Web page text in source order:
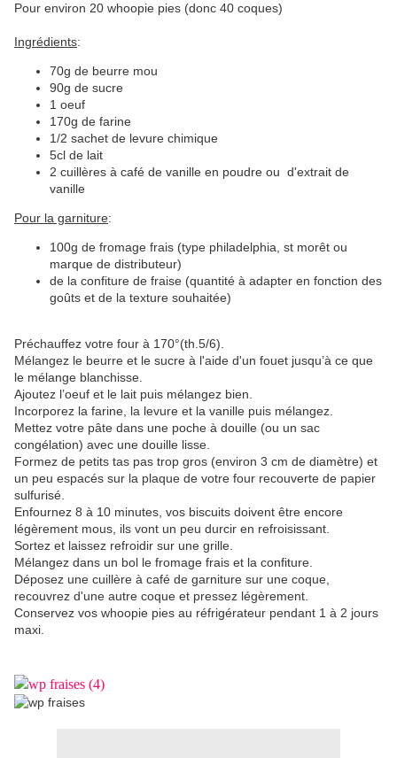
Pour environ 20 whoopie pies (donc 40 coques)
Ingrédients:
70g de beurre mou
90g de sucre
1 oeuf
170g de farine
1/2 sachet de levure chimique
5cl de lait
2 cuillères à café de vanille en poudre ou d'extrait de
vanille
Pour la garniture:
100g de fromage frais (type philadelphia, st morêt ou
marque de distributeur)
de la confiture de fraise (quantité à adapter en fonction des
goûts et de la texture souhaitée)
Préchauffez votre four à 170°(th.5/6).
Mélangez le beurre et le sucre à l'aide d'un fouet jusqu’à ce que
le mélange blanchisse.
Ajoutez l’oeuf et le lait puis mélangez bien.
Incorporez la farine, la levure et la vanille puis mélangez.
Mettez votre pâte dans une poche à douille (ou un sac
congélation) avec une douille lisse.
Formez de petits tas pas trop gros (environ 3 cm de diamètre) et
un peu espacés sur la plaque de votre four recouverte de papier
sulfurisé.
Enfournez 8 à 10 minutes, vos biscuits doivent être encore
légèrement mous, ils vont un peu durcir en refroisissant.
Sortez et laissez refroidir sur une grille.
Mélangez dans un bol le fromage frais et la confiture.
Déposez une cuillère à café de garniture sur une coque,
recouvrez d'une autre coque et pressez légèrement.
Conservez vos whoopie pies au réfrigérateur pendant 1 à 2 jours
maxi.